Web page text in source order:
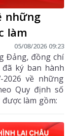
những
làm
05/08/2026 09:23
Đảng, đồng chí
ký ban hành
2026 về những
Quy định số
làm gồm: